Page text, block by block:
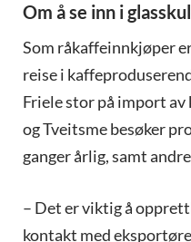
Om å se inn i
Som råkaffeinnkjøper
reise i
Friele stor på import
og Tveitsme besøker
ganger årlig, samt
– Det er viktig å
kontakt med